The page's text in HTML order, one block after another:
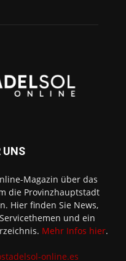
UNS
Magazin über das
die Provinzhauptstadt
Hier finden Sie News,
und ein
Mehr Infos hier.
online.es